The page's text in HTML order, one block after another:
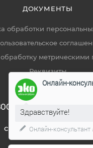
ДОКУМЕНТЫ
обработки
Реквизиты
444 19 50
Онлайн-
Здравствуйте!
Онлайн-консультант